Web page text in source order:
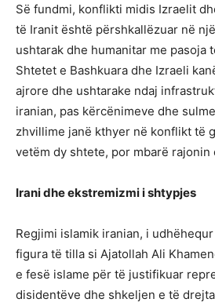
Së fundmi, konflikti midis Izraelit
të Iranit është përshkallëzuar në
ushtarak dhe humanitar me pasoja
Shtetet e Bashkuara dhe Izraeli
ajrore dhe ushtarake ndaj
iranian, pas kërcënimeve dhe
zhvillime janë kthyer në konflikt të
vetëm dy shtete, por mbarë rajonin
Irani dhe ekstremizmi i shtypjes
Regjimi islamik iranian, i
figura të tilla si Ajatollah Ali
e fesë islame për të justifikuar
disidentëve dhe shkeljen e të